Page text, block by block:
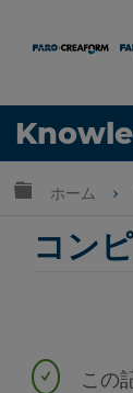
言語
グロー
ホーム
コン